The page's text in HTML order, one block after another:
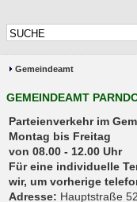
Gemeindeamt
GEMEINDEAMT
Parteienverkehr
Montag bis Freitag
von 08.00 - 12.00 Uhr
Für eine individuelle
wir, um vorherige
Adresse: Hauptstraße